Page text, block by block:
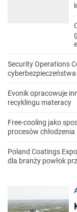
Security Operations
Evonik opracowuje
recyklingu materacy
Free-cooling jako
procesów chłodzenia
Poland Coatings
dla branży powłok